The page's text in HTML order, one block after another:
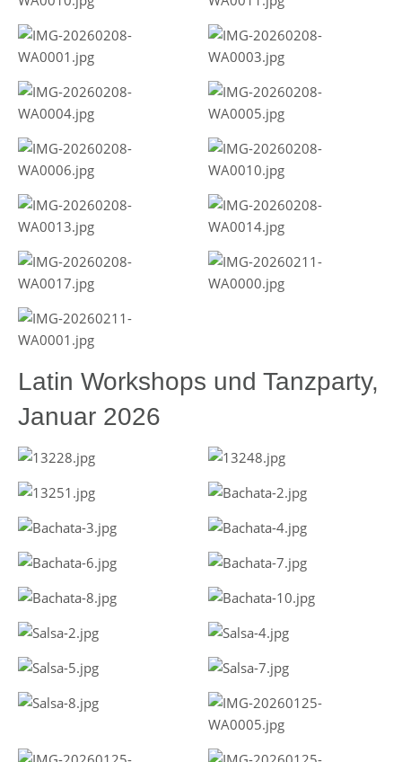
Latin Workshops und Tanzparty,
Januar 2026